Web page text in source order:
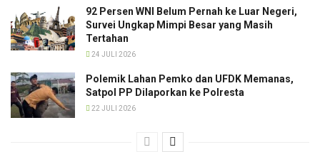
92 Persen WNI Belum Pernah ke Luar Negeri,
Survei Ungkap Mimpi Besar yang Masih
Tertahan
24 JULI 2026
Polemik Lahan Pemko dan UFDK Memanas,
Satpol PP Dilaporkan ke Polresta
22 JULI 2026